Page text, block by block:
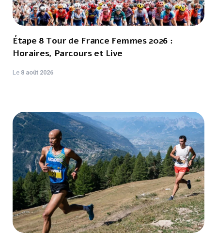
Étape 8 Tour de France Femmes 2026 :
Horaires, Parcours et Live
Le 8 août 2026